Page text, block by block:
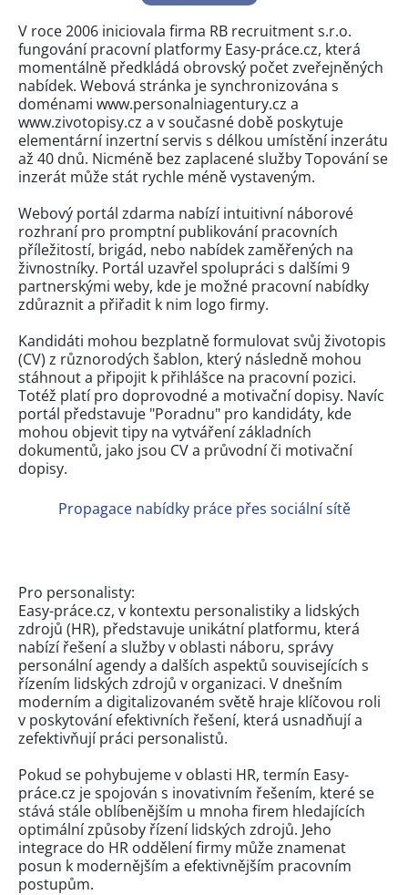
V roce 2006 iniciovala firma RB recruitment s.r.o.
fungování pracovní platformy Easy-práce.cz, která
momentálně předkládá obrovský počet zveřejněných
nabídek. Webová stránka je synchronizována s
doménami www.personalniagentury.cz a
www.zivotopisy.cz a v současné době poskytuje
elementární inzertní servis s délkou umístění inzerátu
až 40 dnů. Nicméně bez zaplacené služby Topování se
inzerát může stát rychle méně vystaveným.
Webový portál zdarma nabízí intuitivní náborové
rozhraní pro promptní publikování pracovních
příležitostí, brigád, nebo nabídek zaměřených na
živnostníky. Portál uzavřel spolupráci s dalšími 9
partnerskými weby, kde je možné pracovní nabídky
zdůraznit a přiřadit k nim logo firmy.
Kandidáti mohou bezplatně formulovat svůj životopis
(CV) z různorodých šablon, který následně mohou
stáhnout a připojit k přihlášce na pracovní pozici.
Totéž platí pro doprovodné a motivační dopisy. Navíc
portál představuje "Poradnu" pro kandidáty, kde
mohou objevit tipy na vytváření základních
dokumentů, jako jsou CV a průvodní či motivační
dopisy.
Propagace nabídky práce přes sociální sítě
Pro personalisty:
Easy-práce.cz, v kontextu personalistiky a lidských
zdrojů (HR), představuje unikátní platformu, která
nabízí řešení a služby v oblasti náboru, správy
personální agendy a dalších aspektů souvisejících s
řízením lidských zdrojů v organizaci. V dnešním
moderním a digitalizovaném světě hraje klíčovou roli
v poskytování efektivních řešení, která usnadňují a
zefektivňují práci personalistů.
Pokud se pohybujeme v oblasti HR, termín Easy-
práce.cz je spojován s inovativním řešením, které se
stává stále oblíbenějším u mnoha firem hledajících
optimální způsoby řízení lidských zdrojů. Jeho
integrace do HR oddělení firmy může znamenat
posun k modernějším a efektivnějším pracovním
postupům.